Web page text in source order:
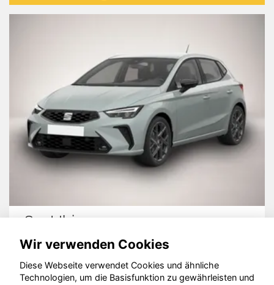
Seat Ibiza
Wir verwenden Cookies
Diese Webseite verwendet Cookies und ähnliche
Technologien, um die Basisfunktion zu gewährleisten und